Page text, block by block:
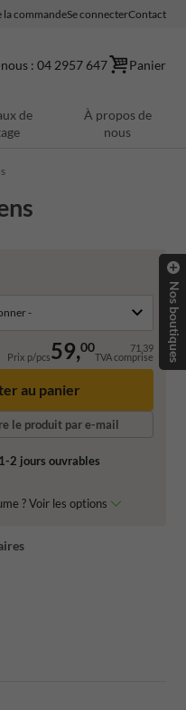
la commandeSe connecterContact
: 04 2957 647 Panier
de
À propos de
nous
Prix p/pcs59,00 71,39
TVA comprise
au panier
le produit par e-mail
2 jours ouvrables
? Voir les options
Nos boutiques